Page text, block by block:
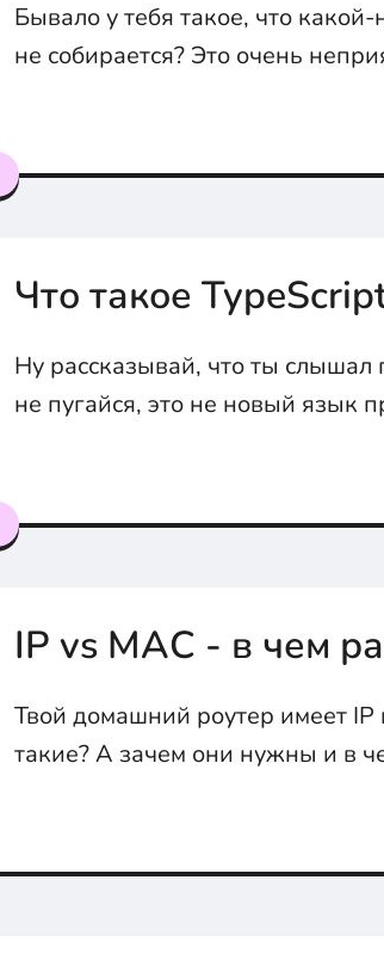
Бывало у тебя такое, что какой-
не собирается? Это очень
Что такое
Ну рассказывай, что ты
не пугайся, это не новый язык
IP vs MAC - в чем
Твой домашний роутер имеет
такие? А зачем они нужны и в